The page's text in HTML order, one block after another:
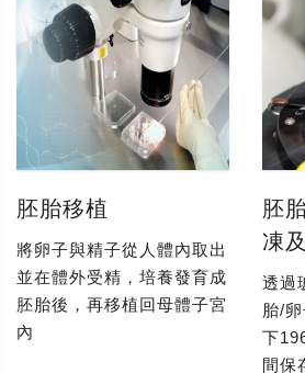
胚胎移植
將卵子與精子從人體內取出
並在體外受精，培養發育成
胚胎後，再移植回母體子宮
內
胚
凍
透過
胎/
下
間保